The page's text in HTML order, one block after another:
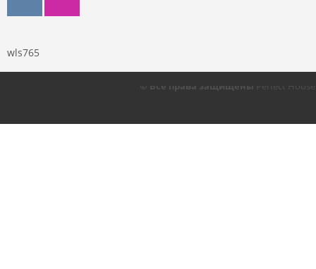
wls765
© Все права защищены Perfect